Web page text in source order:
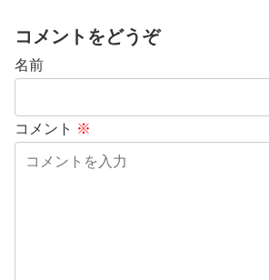
コメントをどうぞ
名前
コメント ※